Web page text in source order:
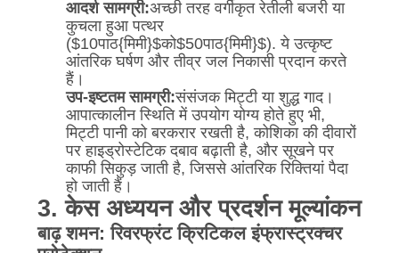
आदर्श सामग्री:अच्छी तरह वर्गीकृत रेतीली बजरी या
कुचला हुआ पत्थर
($10पाठ{मिमी}$को$50पाठ{मिमी}$). ये उत्कृष्ट
आंतरिक घर्षण और तीव्र जल निकासी प्रदान करते
हैं।
उप-इष्टतम सामग्री:संसंजक मिट्टी या शुद्ध गाद।
आपात्कालीन स्थिति में उपयोग योग्य होते हुए भी,
मिट्टी पानी को बरकरार रखती है, कोशिका की दीवारों
पर हाइड्रोस्टेटिक दबाव बढ़ाती है, और सूखने पर
काफी सिकुड़ जाती है, जिससे आंतरिक रिक्तियां पैदा
हो जाती हैं।
3. केस अध्ययन और प्रदर्शन मूल्यांकन
बाढ़ शमन: रिवरफ्रंट क्रिटिकल इंफ्रास्ट्रक्चर